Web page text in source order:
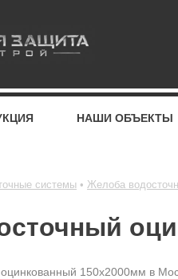
НАШИ ОБЪЕКТЫ
системы Желоба
150х2000мм в